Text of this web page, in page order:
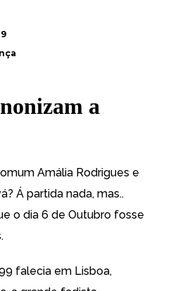
a
Amália Rodrigues e
Á partida nada, mas..
o dia 6 de Outubro fosse
falecia em Lisboa,